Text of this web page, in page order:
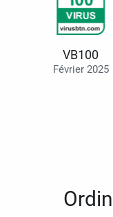
VB100
Février 2025